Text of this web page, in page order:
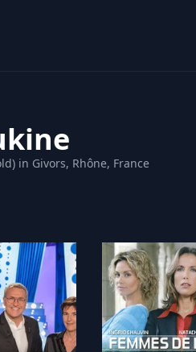
in Givors, Rhône, France